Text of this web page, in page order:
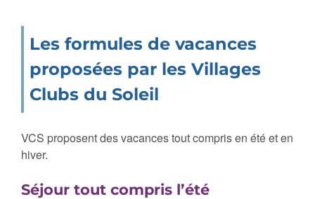
Les formules de vacances
proposées par les Villages
Clubs du Soleil
VCS proposent des vacances tout compris en été et en
hiver.
Séjour tout compris l’été